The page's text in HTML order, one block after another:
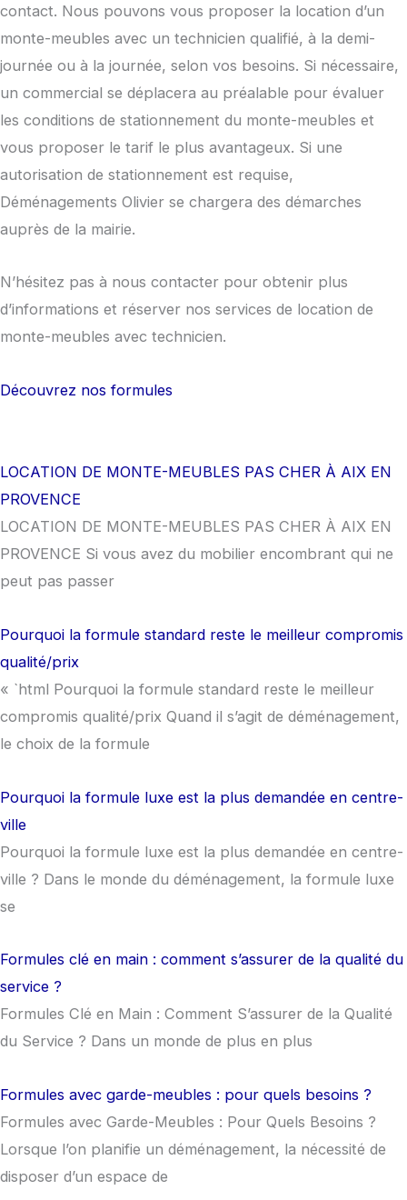
contact. Nous pouvons vous proposer la location d’un
monte-meubles avec un technicien qualifié, à la demi-
journée ou à la journée, selon vos besoins. Si nécessaire,
un commercial se déplacera au préalable pour évaluer
les conditions de stationnement du monte-meubles et
vous proposer le tarif le plus avantageux. Si une
autorisation de stationnement est requise,
Déménagements Olivier se chargera des démarches
auprès de la mairie.
N’hésitez pas à nous contacter pour obtenir plus
d’informations et réserver nos services de location de
monte-meubles avec technicien.
Découvrez nos formules
LOCATION DE MONTE-MEUBLES PAS CHER À AIX EN
PROVENCE
LOCATION DE MONTE-MEUBLES PAS CHER À AIX EN
PROVENCE Si vous avez du mobilier encombrant qui ne
peut pas passer
Pourquoi la formule standard reste le meilleur compromis
qualité/prix
« `html Pourquoi la formule standard reste le meilleur
compromis qualité/prix Quand il s’agit de déménagement,
le choix de la formule
Pourquoi la formule luxe est la plus demandée en centre-
ville
Pourquoi la formule luxe est la plus demandée en centre-
ville ? Dans le monde du déménagement, la formule luxe
se
Formules clé en main : comment s’assurer de la qualité du
service ?
Formules Clé en Main : Comment S’assurer de la Qualité
du Service ? Dans un monde de plus en plus
Formules avec garde-meubles : pour quels besoins ?
Formules avec Garde-Meubles : Pour Quels Besoins ?
Lorsque l’on planifie un déménagement, la nécessité de
disposer d’un espace de